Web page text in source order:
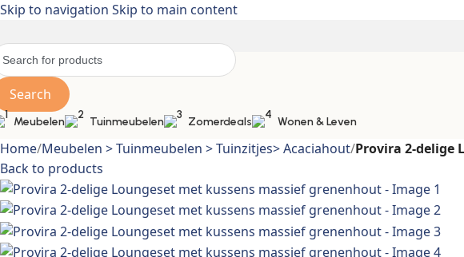
Skip to navigation Skip to main content
Search
Meubelen Tuinmeubelen Zomerdeals Wonen & Leven
Home/Meubelen > Tuinmeubelen > Tuinzitjes> Acaciahout/Provira 2-delige
Back to products